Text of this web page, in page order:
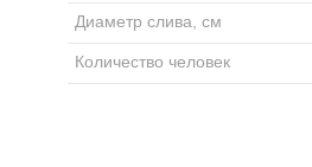
Диаметр слива, см
Количество человек